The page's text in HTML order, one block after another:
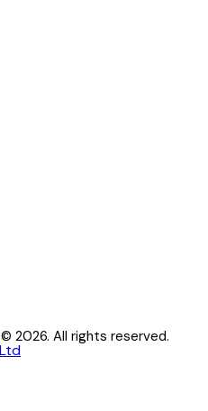
© 2026. All rights reserved.